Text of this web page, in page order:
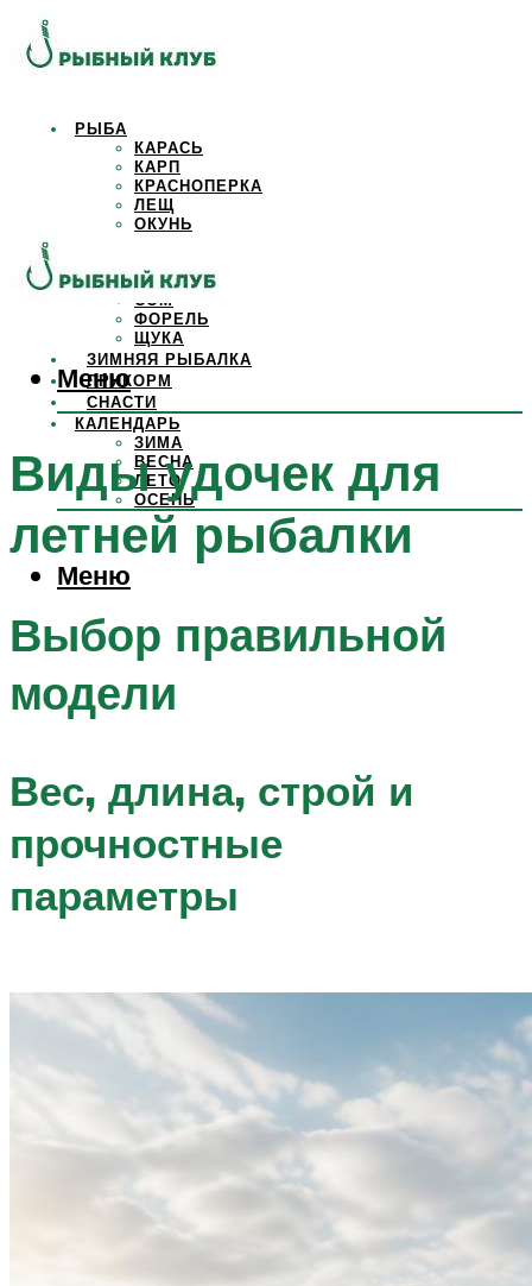
РЫБА
КАРАСЬ
КАРП
КРАСНОПЕРКА
ЛЕЩ
ОКУНЬ
САЗАН
СОМ
ФОРЕЛЬ
ЩУКА
ЗИМНЯЯ РЫБАЛКА
ПРИКОРМ
СНАСТИ
КАЛЕНДАРЬ
ЗИМА
ВЕСНА
ЛЕТО
ОСЕНЬ
Меню
Меню
Виды удочек для
летней рыбалки
Выбор правильной
модели
Вес, длина, строй и
прочностные
параметры